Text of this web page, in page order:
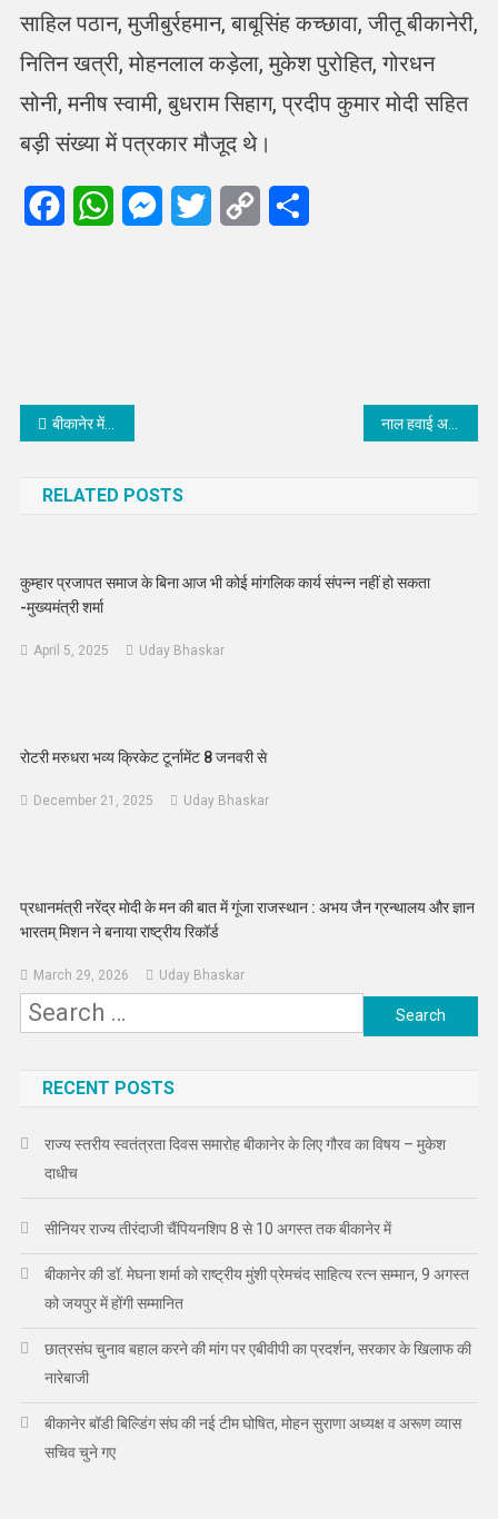
साहिल पठान, मुजीबुर्रहमान, बाबूसिंह कच्छावा, जीतू बीकानेरी,
नितिन खत्री, मोहनलाल कड़ेला, मुकेश पुरोहित, गोरधन
सोनी, मनीष स्वामी, बुधराम सिहाग, प्रदीप कुमार मोदी सहित
बड़ी संख्या में पत्रकार मौजूद थे।
FacebookWhatsAppMessenger
Twitter
Copy
Post
बीकानेर में विरासत पर संकट: जूनागढ़ किले पर रंग-रोगन को लेकर विवाद तेज नाल हवाई अड्डे पर मशहूर उद्योगपति एवं समाजसेवी सांसद नवीन जिंदल का भव्य स्वागत
RELATED POSTS
कुम्हार प्रजापत समाज के बिना आज भी कोई मांगलिक कार्य संपन्न नहीं हो सकता
-मुख्यमंत्री शर्मा
April 5, 2025 Uday Bhaskar
रोटरी मरुधरा भव्य क्रिकेट टूर्नामेंट 8 जनवरी से
December 21, 2025 Uday Bhaskar
प्रधानमंत्री नरेंद्र माेदी के मन की बात में गूंजा राजस्थान : अभय जैन ग्रन्थालय और ज्ञान
भारतम् मिशन ने बनाया राष्ट्रीय रिकॉर्ड
March 29, 2026 Uday Bhaskar
Search
RECENT POSTS
राज्य स्तरीय स्वतंत्रता दिवस समारोह बीकानेर के लिए गौरव का विषय – मुकेश
दाधीच
सीनियर राज्य तीरंदाजी चैंपियनशिप 8 से 10 अगस्त तक बीकानेर में
बीकानेर की डॉ. मेघना शर्मा को राष्ट्रीय मुंशी प्रेमचंद साहित्य रत्न सम्मान, 9 अगस्त
को जयपुर में होंगी सम्मानित
छात्रसंघ चुनाव बहाल करने की मांग पर एबीवीपी का प्रदर्शन, सरकार के खिलाफ की
नारेबाजी
बीकानेर बॉडी बिल्डिंग संघ की नई टीम घोषित, मोहन सुराणा अध्यक्ष व अरूण व्यास
सचिव चुने गए